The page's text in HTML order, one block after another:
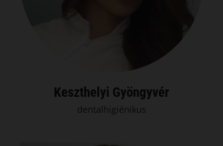
Keszthelyi Gyöngyvér
dentalhigiénikus